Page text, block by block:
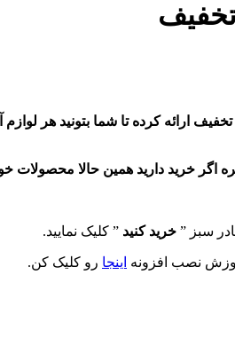
در جشنواره «آخر دی» بر روی محصولات منتخب خود تا 70
خرید دارید همین حالا محصولات
سبز ” خرید کنید ” کلیک نمایید.
نصب افزونه اینجا رو کلیک کن.